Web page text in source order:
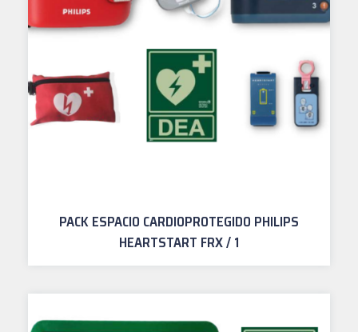
PACK ESPACIO CARDIOPROTEGIDO PHILIPS
HEARTSTART FRX / 1